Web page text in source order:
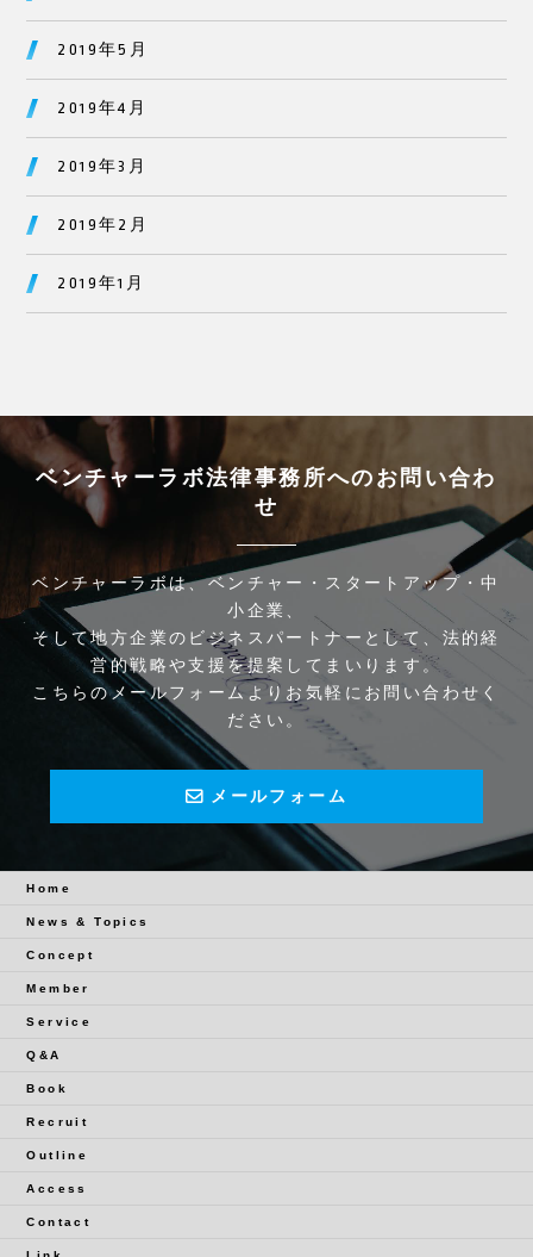
2019年5月
2019年4月
2019年3月
2019年2月
2019年1月
ベンチャーラボ法律事務所へのお問い合わ
せ
ベンチャーラボは、ベンチャー・スタートアップ・中
小企業、
そして地方企業のビジネスパートナーとして、法的経
営的戦略や支援を提案してまいります。
こちらのメールフォームよりお気軽にお問い合わせく
ださい。
メールフォーム
Home
News & Topics
Concept
Member
Service
Q&A
Book
Recruit
Outline
Access
Contact